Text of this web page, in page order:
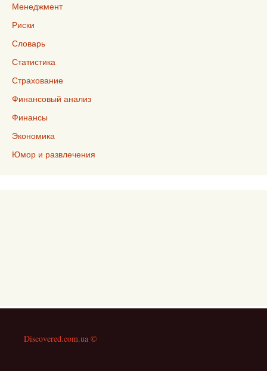
Менеджмент
Риски
Словарь
Статистика
Страхование
Финансовый анализ
Финансы
Экономика
Юмор и развлечения
Discovered.com.ua ©